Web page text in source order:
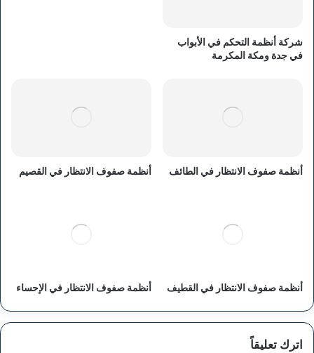
شركة أنظمة التحكم في الأبواب
في جدة ومكة المكرمة
أنظمة صفوف الانتظار في الطائف أنظمة صفوف الانتظار في القصيم
أنظمة صفوف الانتظار في القطيف أنظمة صفوف الانتظار في الإحساء
اترك تعليقاً